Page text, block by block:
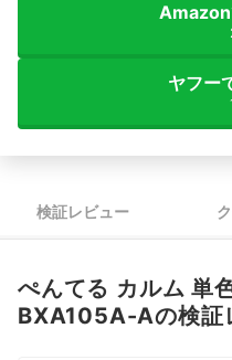
Amazon
ヤフー
検証レビュー
ぺんてる カルム 単
BXA105A-Aの検証